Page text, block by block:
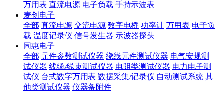
万用表 直流电源 电子负载 手持示波表
麦创电子
全部 直流电源 交流电源 数字电桥 功率计 万用表 电子负
载 温度记录仪 信号发生器 示波器探头
同惠电子
全部 元件参数测试仪器 绕线元件测试仪器 电气安规测
试仪器 线缆/线束测试仪器 电阻类测试仪器 电力电子测
试仪 台式数字万用表 数据采集/记录仪 自动测试系统 其
他类测试仪器 仪器备附件